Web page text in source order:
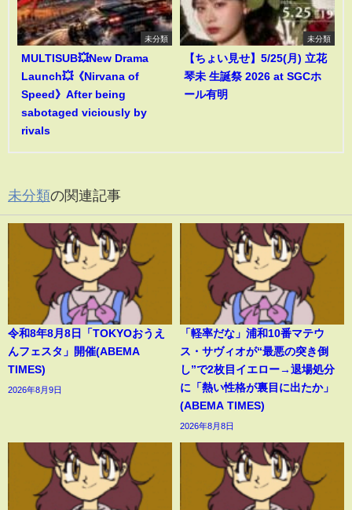
未分類
MULTISUB💥New Drama
Launch💥《Nirvana of
Speed》After being
sabotaged viciously by
rivals
未分類
【ちょい見せ】5/25(月) 立花
琴未 生誕祭 2026 at SGCホ
ール有明
未分類の関連記事
令和8年8月8日「TOKYOおうえ
んフェスタ」開催(ABEMA
TIMES)
2026年8月9日
「軽率だな」浦和10番マテウ
ス・サヴィオが“最悪の突き倒
し”で2枚目イエロー→退場処分
に「熱い性格が裏目に出たか」
(ABEMA TIMES)
2026年8月8日